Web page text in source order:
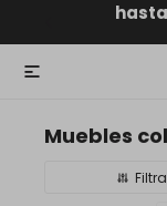
hasta
ENVÍO GRATIS

Muebles